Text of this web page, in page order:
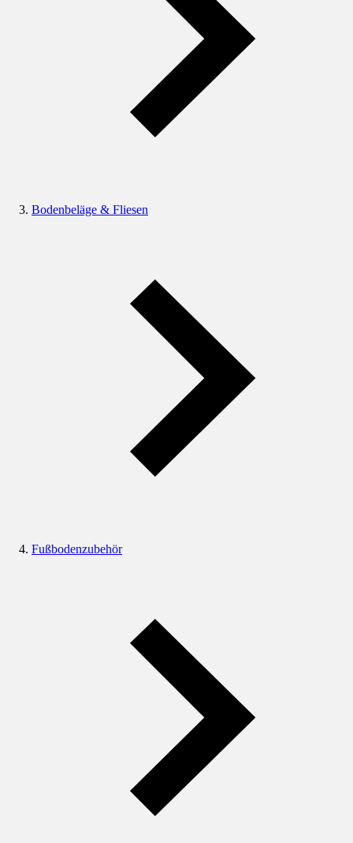
Bodenbeläge & Fliesen
Fußbodenzubehör